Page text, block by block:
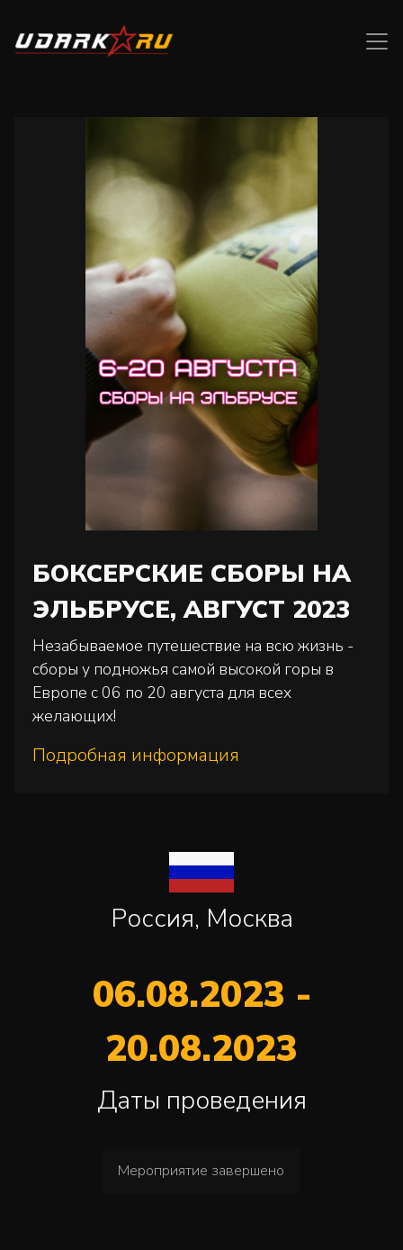
БОКСЕРСКИЕ СБОРЫ НА
ЭЛЬБРУСЕ, АВГУСТ 2023
Незабываемое путешествие на всю жизнь -
сборы у подножья самой высокой горы в
Европе с 06 по 20 августа для всех
желающих!
Подробная информация
Россия, Москва
06.08.2023 -
20.08.2023
Даты проведения
Мероприятие завершено